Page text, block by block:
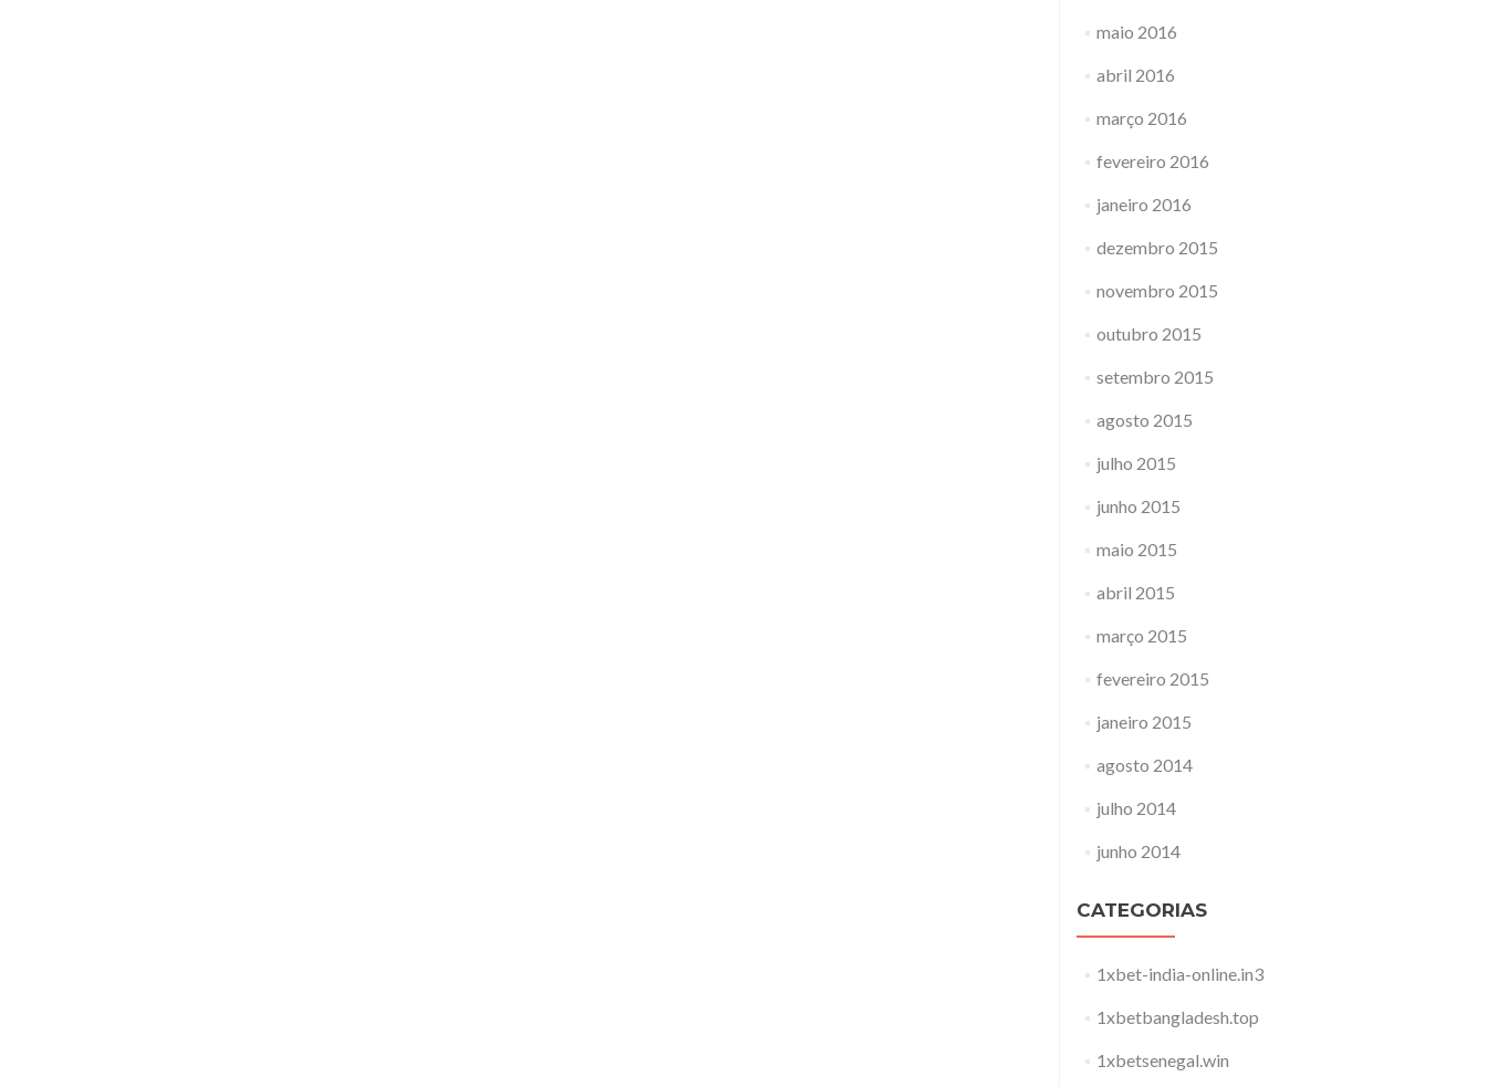
maio 2016
abril 2016
março 2016
fevereiro 2016
janeiro 2016
dezembro 2015
novembro 2015
outubro 2015
setembro 2015
agosto 2015
julho 2015
junho 2015
maio 2015
abril 2015
março 2015
fevereiro 2015
janeiro 2015
agosto 2014
julho 2014
junho 2014
CATEGORIAS
1xbet-india-online.in3
1xbetbangladesh.top
1xbetsenegal.win